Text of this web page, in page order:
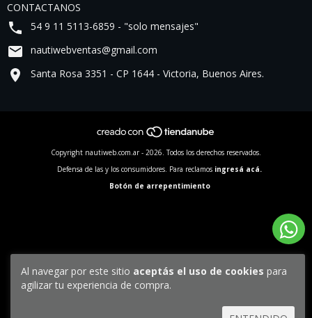
Al navegar por este sitio aceptás el uso de cookies para
agilizar tu experiencia de compra.
CONTACTANOS
54 9 11 5113-6859 - "solo mensajes"
nautiwebventas@gmail.com
Santa Rosa 3351 - CP 1644 - Victoria, Buenos Aires.
Copyright nautiweb.com.ar - 2026. Todos los derechos reservados.
Defensa de las y los consumidores. Para reclamos ingresá acá.
Botón de arrepentimiento